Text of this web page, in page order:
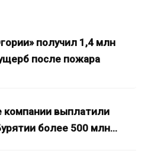
получил 1,4 млн
после пожара
компании выплатили
более 500 млн…